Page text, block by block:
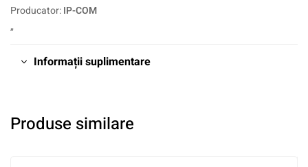
Producator:IP-COM
„
Informații suplimentare
Produse similare